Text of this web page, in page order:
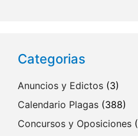
Categorias
Anuncios y Edictos (3)
Calendario Plagas (388)
Concursos y Oposiciones